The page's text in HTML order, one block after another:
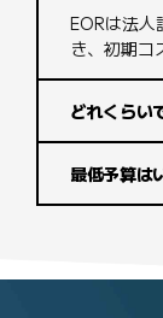
EORは法
き、初期コ
どれくらい
最低予算は